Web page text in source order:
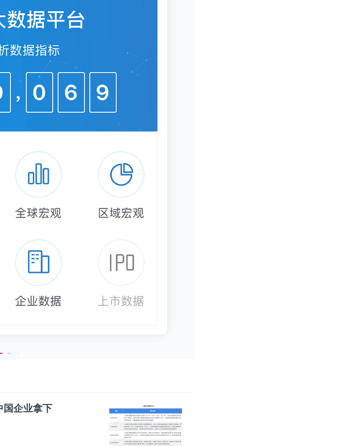
国企业拿下